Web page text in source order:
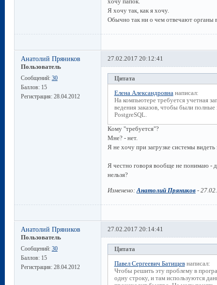
хочу папок.
Я хочу так, как я хочу.
Обычно так ни о чем отвечают органы
Анатолий Пряников
Пользователь
Сообщений: 30
Баллов: 15
Регистрация: 28.04.2012
27.02.2017 20:12:41
Цитата
Елена Александровнанаписал:
На компьютере требуется учетная
ведения заказов, чтобы были
PostgreSQL.
Кому "требуется"?
Мне? - нет.
Я не хочу при загрузке системы видеть
Я честно говоря вообще не понимаю -
нельзя?
Изменено: Анатолий Пряников-
Анатолий Пряников
Пользователь
Сообщений: 30
Баллов: 15
Регистрация: 28.04.2012
27.02.2017 20:14:41
Цитата
Павел Сергеевич Батищевнаписал:
Чтобы решить эту проблему в
одну строку, и там используются